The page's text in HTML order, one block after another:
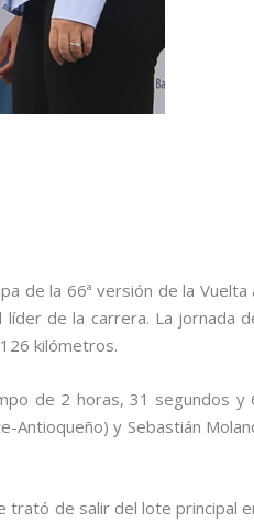
de la 66ª versión de la Vuelta
líder de la carrera. La jornada
kilómetros.
de 2 horas, 31 segundos y
Antioqueño) y Sebastián
trató de salir del lote principal